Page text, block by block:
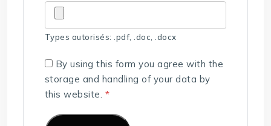
Types autorisés: .pdf, .doc, .docx
By using this form you agree with the
storage and handling of your data by
this website. *